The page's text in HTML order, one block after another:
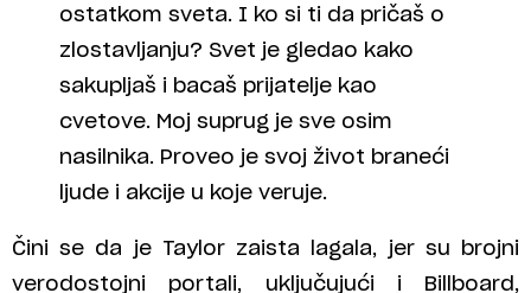
ostatkom sveta. I ko si ti da pričaš o
zlostavljanju? Svet je gledao kako
sakupljaš i bacaš prijatelje kao
cvetove. Moj suprug je sve osim
nasilnika. Proveo je svoj život braneći
ljude i akcije u koje veruje.
Čini se da je Taylor zaista lagala, jer su brojni
verodostojni portali, uključujući i Billboard,